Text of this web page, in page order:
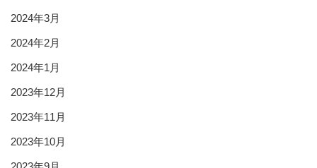
2024年3月
2024年2月
2024年1月
2023年12月
2023年11月
2023年10月